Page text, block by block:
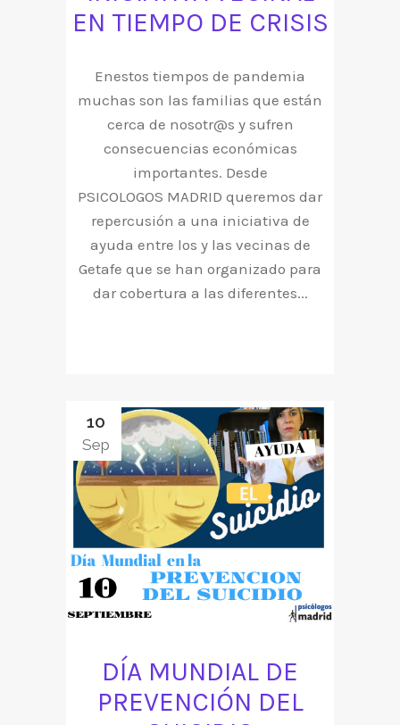
EN TIEMPO DE CRISIS
Enestos tiempos de pandemia
muchas son las familias que están
cerca de nosotr@s y sufren
consecuencias económicas
importantes. Desde
PSICOLOGOS MADRID queremos dar
repercusión a una iniciativa de
ayuda entre los y las vecinas de
Getafe que se han organizado para
dar cobertura a las diferentes...
10
Sep
DÍA MUNDIAL DE
PREVENCIÓN DEL